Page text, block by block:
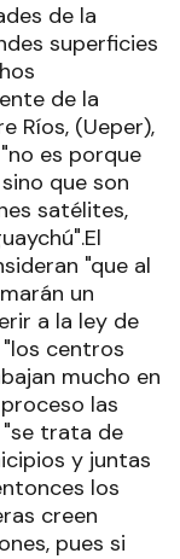
de la
superficies
de la
Ríos, (Ueper),
es porque
que son
satélites,
"que al
un
a la ley de
centros
mucho en
las
"se trata de
y juntas
los
creen
pues si